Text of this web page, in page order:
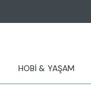
HOBİ & YAŞAM